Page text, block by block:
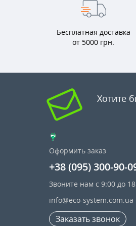
Бесплатная доставка
от 5000 грн.
Хотите
Оформить заказ
+38 (095) 300-90-
Звоните нам с 9:00 до
info@eco-system.com.ua
Заказать звонок